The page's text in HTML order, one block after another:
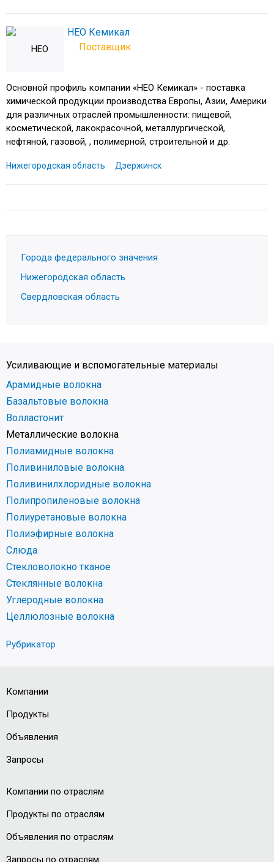
НЕО Кемикал
Поставщик
Основной профиль компании «НЕО Кемикал» - поставка
химической продукции производства Европы, Азии, Америки
для различных отраслей промышленности: пищевой,
косметической, лакокрасочной, металлургической,
нефтяной, газовой, , полимерной, строительной и др.
Нижегородская область Дзержинск
Города федерального значения
Нижегородская область
Свердловская область
Усиливающие и вспомогательные материалы
Арамидные волокна
Базальтовые волокна
Волластонит
Металлические волокна
Полиамидные волокна
Поливиниловые волокна
Поливинилхлоридные волокна
Полипропиленовые волокна
Полиуретановые волокна
Полиэфирные волокна
Слюда
Стекловолокно тканое
Стеклянные волокна
Углеродные волокна
Целлюлозные волокна
Рубрикатор
Компании
Продукты
Объявления
Запросы
Компании по отраслям
Продукты по отраслям
Объявления по отраслям
Запросы по отраслям